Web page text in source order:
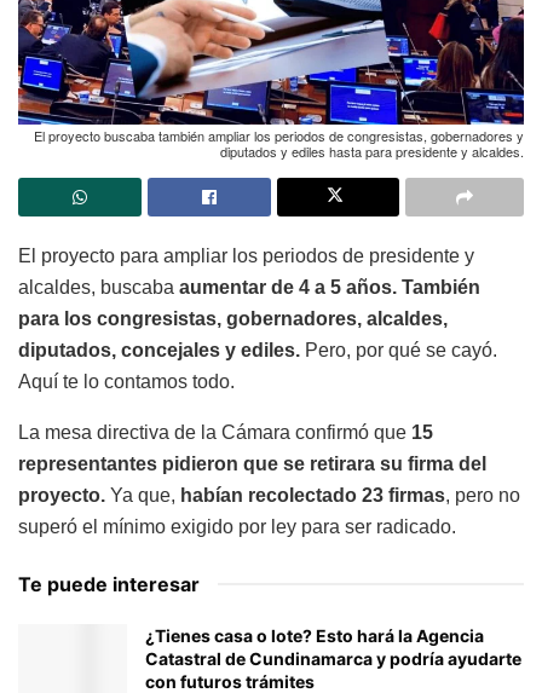
El proyecto buscaba también ampliar los periodos de congresistas, gobernadores y
diputados y ediles hasta para presidente y alcaldes.
El proyecto para ampliar los periodos de presidente y
alcaldes, buscaba aumentar de 4 a 5 años. También
para los congresistas, gobernadores, alcaldes,
diputados, concejales y ediles. Pero, por qué se cayó.
Aquí te lo contamos todo.
La mesa directiva de la Cámara confirmó que 15
representantes pidieron que se retirara su firma del
proyecto. Ya que, habían recolectado 23 firmas, pero no
superó el mínimo exigido por ley para ser radicado.
Te puede interesar
¿Tienes casa o lote? Esto hará la Agencia
Catastral de Cundinamarca y podría ayudarte
con futuros trámites